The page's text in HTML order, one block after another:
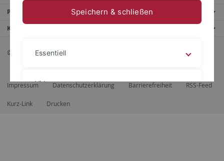
Portale
Kontaktinfo
© 2026 Eberhard Karls Universität Tübingen, Tübingen
Impressum Datenschutzerklärung Barrierefreiheit RSS-Feed
Kurz-Link Drucken
Speichern & schließen
Essentiell
Videos